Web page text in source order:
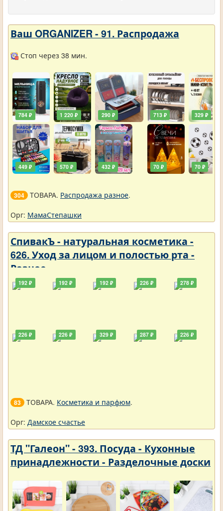
Ваш ORGANIZER - 91. Распродажа
Стоп через 38 мин.
784 ₽
449 ₽
1 220 ₽
570 ₽
290 ₽
432 ₽
713 ₽
70 ₽
329 ₽
70 ₽
304 ТОВАРА. Распродажа разное.
Орг: МамаСтепашки
СпивакЪ - натуральная косметика -
626. Уход за лицом и полостью рта -
Разное
192 ₽
226 ₽
192 ₽
226 ₽
192 ₽
329 ₽
226 ₽
287 ₽
278 ₽
226 ₽
83 ТОВАРА. Косметика и парфюм.
Орг: Дамское счастье
ТД "Галеон" - 393. Посуда - Кухонные
принадлежности - Разделочные доски